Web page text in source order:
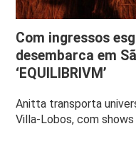
Com ingressos
desembarca em
‘EQUILIBRIVM’
Anitta transporta
Villa-Lobos, com